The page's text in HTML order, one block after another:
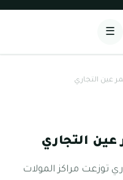
☰
عين التجاري
عين التجاري
توزعت مراكز المولات